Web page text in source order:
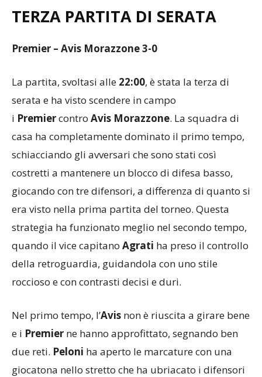
TERZA PARTITA DI SERATA
Premier – Avis Morazzone 3-0
La partita, svoltasi alle 22:00, è stata la terza di
serata e ha visto scendere in campo
i Premiercontro Avis Morazzone. La squadra di
casa ha completamente dominato il primo tempo,
schiacciando gli avversari che sono stati così
costretti a mantenere un blocco di difesa basso,
giocando con tre difensori, a differenza di quanto si
era visto nella prima partita del torneo. Questa
strategia ha funzionato meglio nel secondo tempo,
quando il vice capitano Agrati ha preso il controllo
della retroguardia, guidandola con uno stile
roccioso e con contrasti decisi e duri.
Nel primo tempo, l’Avis non è riuscita a girare bene
e i Premier ne hanno approfittato, segnando ben
due reti. Peloni ha aperto le marcature con una
giocatona nello stretto che ha ubriacato i difensori